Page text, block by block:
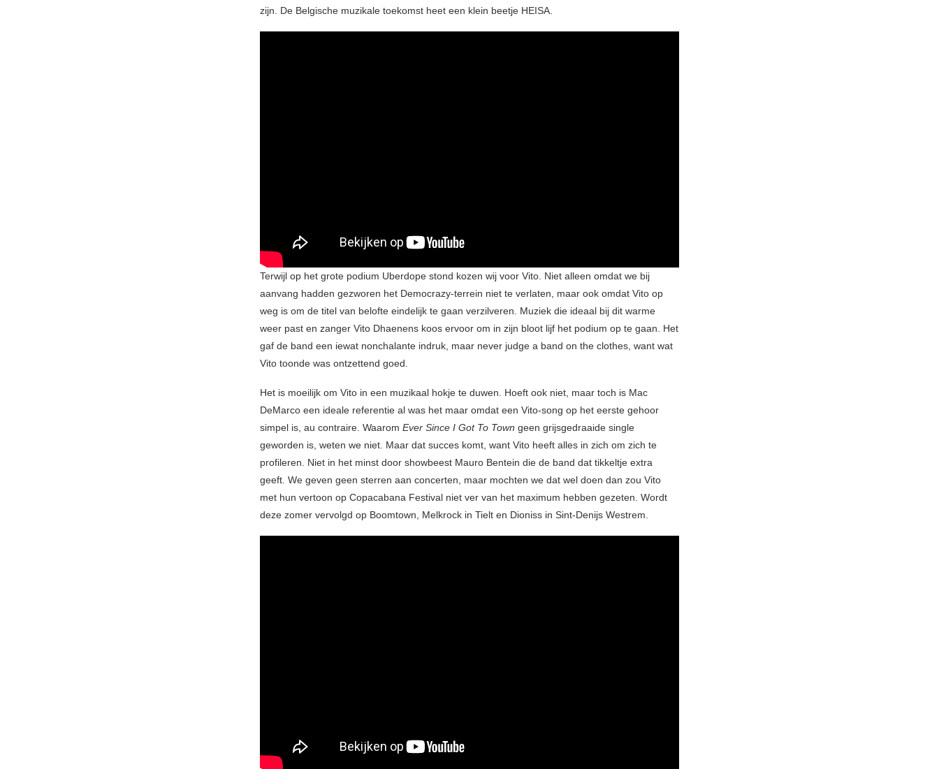
zijn. De Belgische muzikale toekomst heet een klein beetje HEISA.
Terwijl op het grote podium Uberdope stond kozen wij voor Vito. Niet alleen omdat we bij
aanvang hadden gezworen het Democrazy-terrein niet te verlaten, maar ook omdat Vito op
weg is om de titel van belofte eindelijk te gaan verzilveren. Muziek die ideaal bij dit warme
weer past en zanger Vito Dhaenens koos ervoor om in zijn bloot lijf het podium op te gaan. Het
gaf de band een iewat nonchalante indruk, maar never judge a band on the clothes, want wat
Vito toonde was ontzettend goed.
Het is moeilijk om Vito in een muzikaal hokje te duwen. Hoeft ook niet, maar toch is Mac
DeMarco een ideale referentie al was het maar omdat een Vito-song op het eerste gehoor
simpel is, au contraire. Waarom Ever Since I Got To Town geen grijsgedraaide single
geworden is, weten we niet. Maar dat succes komt, want Vito heeft alles in zich om zich te
profileren. Niet in het minst door showbeest Mauro Bentein die de band dat tikkeltje extra
geeft. We geven geen sterren aan concerten, maar mochten we dat wel doen dan zou Vito
met hun vertoon op Copacabana Festival niet ver van het maximum hebben gezeten. Wordt
deze zomer vervolgd op Boomtown, Melkrock in Tielt en Dioniss in Sint-Denijs Westrem.